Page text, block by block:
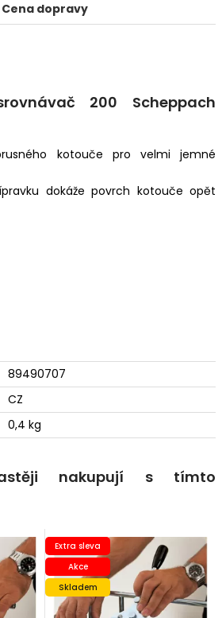
Cena dopravy
200 Scheppach
kotouče pro velmi jemné
dokáže povrch kotouče opět
89490707
CZ
0,4 kg
nakupují s tímto
Extra sleva
Akce
Skladem